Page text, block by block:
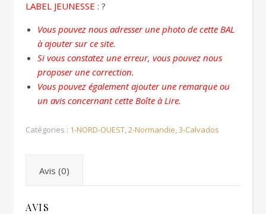
LABEL JEUNESSE : ?
Vous pouvez nous adresser une photo de cette BAL
à ajouter sur ce site.
Si vous constatez une erreur, vous pouvez nous
proposer une correction.
Vous pouvez également ajouter une remarque ou
un avis concernant cette Boîte à Lire.
Catégories : 1-NORD-OUEST,2-Normandie,3-Calvados
Avis (0)
AVIS